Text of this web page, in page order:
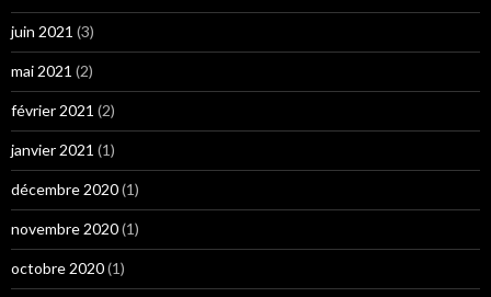
juin 2021 (3)
mai 2021 (2)
février 2021 (2)
janvier 2021 (1)
décembre 2020(1)
novembre 2020(1)
octobre 2020(1)